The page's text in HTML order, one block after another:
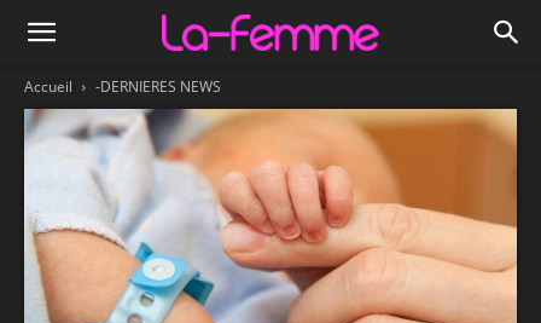
Accueil -DERNIERES NEWS